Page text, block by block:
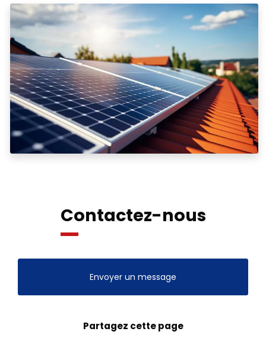
Contactez-nous
Envoyer un message
Partagez cette page